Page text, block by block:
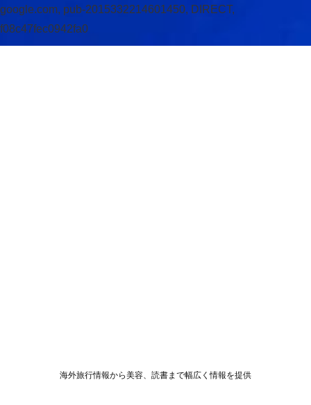
google.com, pub-2015332214601450, DIRECT,
f08c47fec0942fa0
海外旅行情報から美容、読書まで幅広く情報を提供